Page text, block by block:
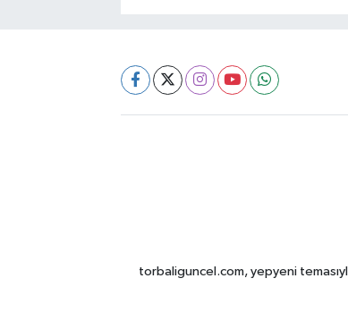
torbaliguncel.com, yepyeni